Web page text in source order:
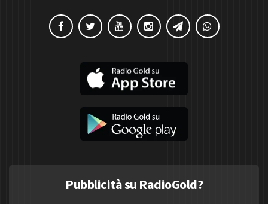
Pubblicità su RadioGold?